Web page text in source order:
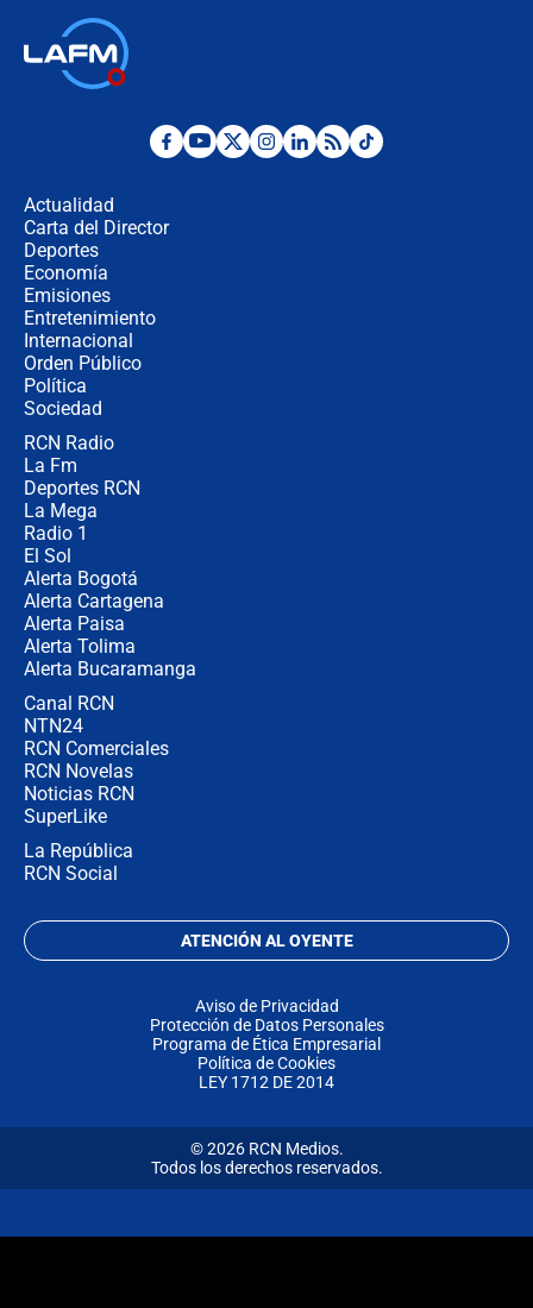
Posesión de Abelardo De La Espriella
Actualidad
Carta del Director
Deportes
Economía
Emisiones
Entretenimiento
Internacional
Orden Público
Política
Sociedad
RCN Radio
La Fm
Deportes RCN
La Mega
Radio 1
El Sol
Alerta Bogotá
Alerta Cartagena
Alerta Paisa
Alerta Tolima
Alerta Bucaramanga
Canal RCN
NTN24
RCN Comerciales
RCN Novelas
Noticias RCN
SuperLike
La República
RCN Social
ATENCIÓN AL OYENTE
Aviso de Privacidad
Protección de Datos Personales
Programa de Ética Empresarial
Política de Cookies
LEY 1712 DE 2014
© 2026 RCN Medios.
Todos los derechos reservados.